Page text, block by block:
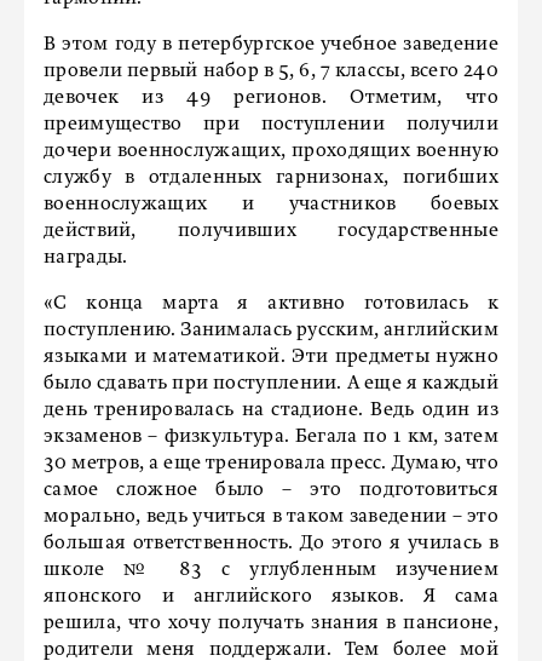
В этом году в петербургское учебное заведение
провели первый набор в 5, 6, 7 классы, всего 240
девочек из 49 регионов. Отметим, что
преимущество при поступлении получили
дочери военнослужащих, проходящих военную
службу в отдаленных гарнизонах, погибших
военнослужащих и участников боевых
действий, получивших государственные
награды.
«С конца марта я активно готовилась к
поступлению. Занималась русским, английским
языками и математикой. Эти предметы нужно
было сдавать при поступлении. А еще я каждый
день тренировалась на стадионе. Ведь один из
экзаменов – физкультура. Бегала по 1 км, затем
30 метров, а еще тренировала пресс. Думаю, что
самое сложное было – это подготовиться
морально, ведь учиться в таком заведении – это
большая ответственность. До этого я училась в
школе № 83 с углубленным изучением
японского и английского языков. Я сама
решила, что хочу получать знания в пансионе,
родители меня поддержали. Тем более мой